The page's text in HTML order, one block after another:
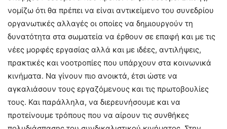
νομίζω ότι θα πρέπει να είναι αντικείμενο του συνεδρίου
οργανωτικές αλλαγές οι οποίες να δημιουργούν τη
δυνατότητα στα σωματεία να έρθουν σε επαφή και με τις
νέες μορφές εργασίας αλλά και με ιδέες, αντιλήψεις,
πρακτικές και νοοτροπίες που υπάρχουν στα κοινωνικά
κινήματα. Να γίνουν πιο ανοικτά, έτσι ώστε να
αγκαλιάσουν τους εργαζόμενους και τις πρωτοβουλίες
τους. Και παράλληλα, να διερευνήσουμε και να
προτείνουμε τρόπους που να αίρουν τις συνθήκες